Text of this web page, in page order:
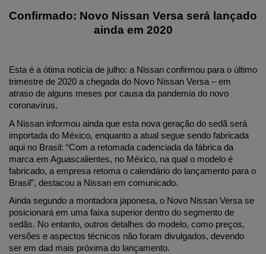
Confirmado: Novo Nissan Versa será lançado
ainda em 2020
Esta é a ótima notícia de julho: a Nissan confirmou para o último
trimestre de 2020 a chegada do Novo Nissan Versa – em
atraso de alguns meses por causa da pandemia do novo
coronavírus.
A Nissan informou ainda que esta nova geração do sedã será
importada do México, enquanto a atual segue sendo fabricada
aqui no Brasil: “Com a retomada cadenciada da fábrica da
marca em Aguascalientes, no México, na qual o modelo é
fabricado, a empresa retoma o calendário do lançamento para o
Brasil”, destacou a Nissan em comunicado.
Ainda segundo a montadora japonesa, o Novo Nissan Versa se
posicionará em uma faixa superior dentro do segmento de
sedãs. No entanto, outros detalhes do modelo, como preços,
versões e aspectos técnicos não foram divulgados, devendo
ser em dad mais próxima do lançamento.